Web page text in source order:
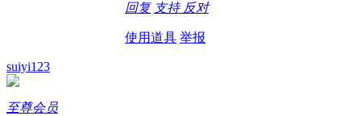
回复 支持 反对
使用道具 举报
suiyi123
至尊会员